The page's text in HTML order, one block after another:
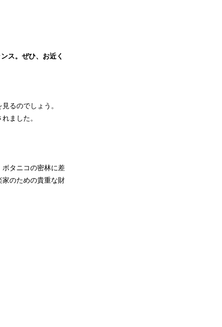
ス。ぜひ、お近く
るのでしょう。
ました。
ボタニコの密林に差
家のための貴重な財